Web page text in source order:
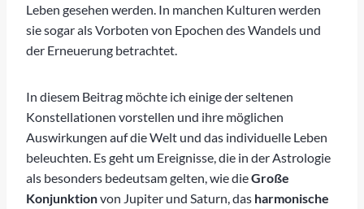
Leben gesehen werden. In manchen Kulturen werden
sie sogar als Vorboten von Epochen des Wandels und
der Erneuerung betrachtet.
In diesem Beitrag möchte ich einige der seltenen
Konstellationen vorstellen und ihre möglichen
Auswirkungen auf die Welt und das individuelle Leben
beleuchten. Es geht um Ereignisse, die in der Astrologie
als besonders bedeutsam gelten, wie dieGroße
Konjunktionvon Jupiter und Saturn, das harmonische